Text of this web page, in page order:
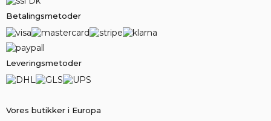
Vores butikker i Europa
Betalingsmetoder
Leveringsmetoder